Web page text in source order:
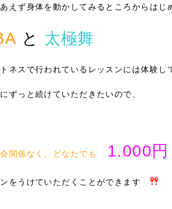
えず身体を動かしてみるところからはじ
と 太極舞
ネスで行われているレッスンには体験し
ずっと続けていただきたいので、
関係なく、どなたでも 1.000円
をうけていただくことができます